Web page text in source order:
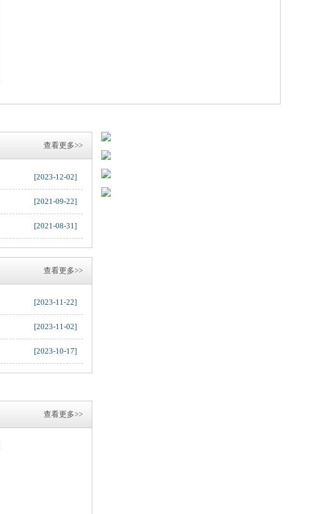
查看更多>>
[2023-12-02]
[2021-09-22]
[2021-08-31]
查看更多>>
[2023-11-22]
[2023-11-02]
[2023-10-17]
查看更多>>